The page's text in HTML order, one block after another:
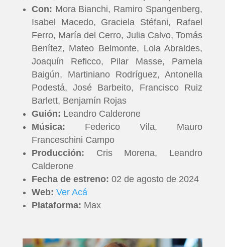
INICIO
PELICULAS
SERIES
Con: Mora Bianchi, Ramiro Spangenberg,
Isabel Macedo, Graciela Stéfani, Rafael
Ferro, María del Cerro, Julia Calvo, Tomás
Benítez, Mateo Belmonte, Lola Abraldes,
Joaquín Reficco, Pilar Masse, Pamela
Baigún, Martiniano Rodríguez, Antonella
Podestá, José Barbeito, Francisco Ruiz
Barlett, Benjamín Rojas
Guión: Leandro Calderone
Música: Federico Vila, Mauro
Franceschini Campo
Producción: Cris Morena, Leandro
Calderone
Fecha de estreno: 02 de agosto de 2024
Web: Ver Acá
Plataforma: Max